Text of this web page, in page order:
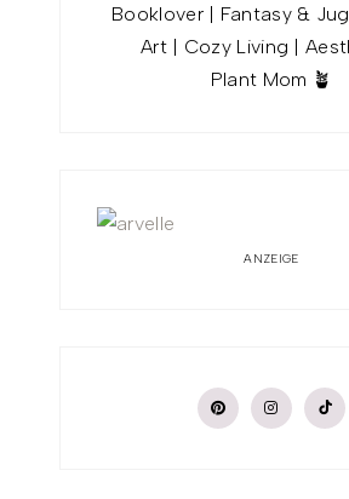
Booklover | Fantasy &
Art | Cozy Living |
Plant Mom 🪴
ANZEIGE